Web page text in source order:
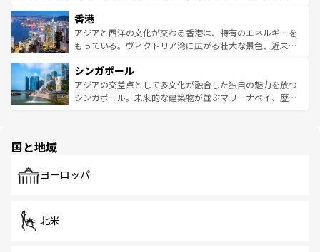
とつ。フォーやバインミー、ベトナムコーヒーなどは、ぜ
ひ現地で味わいたい。どの地域を訪れてもあたたかい人々
が旅行者を迎えてくれるので、きっと忘れられない旅にな
参照してほしい。
の活気が交差している。北部ではチェンマイなどの山岳地
帯で自然と触れ合い、南部ではプーケットやクラビの美し
いビーチでリゾート気分を楽しむことができる。タイ料理
激する。気候は一年中温暖で、どの季節にも異なる楽しみ
が待っている。親しみやすいタイの人々、仏教を中心とし
た文化、そして多様な観光資源が、訪れる旅人を魅了し続
香港
アジアと西洋の文化が交わる香港は、特有のエネルギーを
もっている。ヴィクトリア湾に広がる壮大な景色、近未来
み、どこを訪れても感動するはず。観光スポットが密集し
ており、効率よく見どころを回れるのも魅力。息をのむよ
うな絶景から文化的な体験まで、香港を存分に楽しみ尽く
シンガポール
アジアの交差点として多文化が融合した独自の魅力を放つ
シンガポール。未来的な建築物が並ぶマリーナベイ、歴史
で、ホーカーズは地元の風情を楽しめる外せないスポット
国と地域
ヨーロッパ
北米